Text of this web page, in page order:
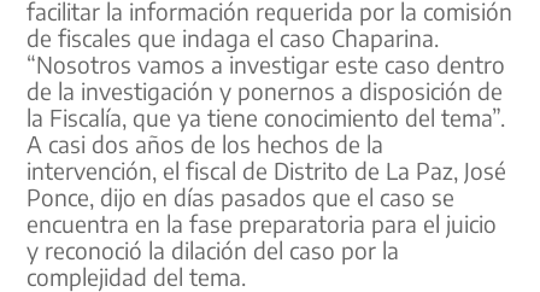
facilitar la información requerida por la comisión
de fiscales que indaga el caso Chaparina.
“Nosotros vamos a investigar este caso dentro
de la investigación y ponernos a disposición de
la Fiscalía, que ya tiene conocimiento del tema”.
A casi dos años de los hechos de la
intervención, el fiscal de Distrito de La Paz, José
Ponce, dijo en días pasados que el caso se
encuentra en la fase preparatoria para el juicio
y reconoció la dilación del caso por la
complejidad del tema.